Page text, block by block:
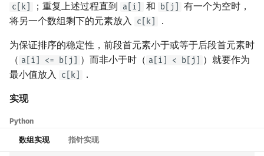
CP Editor
Code::Blocks
DP 套 DP
DP 优化
其它 DP 方法
广义后缀自动机
后缀树
Manacher
回文树
序列自动机
阶乘取模
卢卡斯定理
形式幂级数复合|复合逆
普通生成函数
Pólya 计数
图论计数
线性代数
线性规划
抽象代数
概率论
博弈论
划分树
二叉搜索树 & 平衡树
跳表
可持久化数据结构
树套树
环计数问题
最小环
2-SAT
欧拉图
哈密顿图
计算几何杂项
主元素问题
Garsia–Wachs 算法
15-puzzle
Kahan 求和
珂朵莉树/颜色段均摊
c[k] ；重复上述过程直到 a[i] 和 b[j]
有一个为空时，
将另一个数组剩下的元素放入
c[k] ．
为保证排序的稳定性，前段首元素小于或等于后段首元素时
（ a[i] <= b[j] ）而非小于时（ a[i] < b[j]
）就要作为
最小值放入
c[k] ．
实现
Python
数组实现 指针实现